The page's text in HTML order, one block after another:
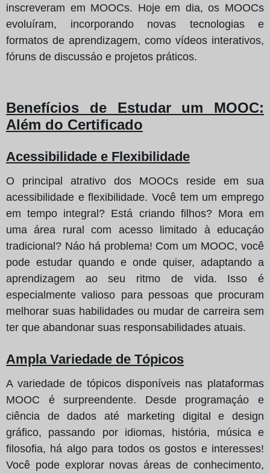
inscreveram em MOOCs. Hoje em dia, os MOOCs
evoluíram, incorporando novas tecnologias e
formatos de aprendizagem, como vídeos interativos,
fóruns de discussáo e projetos práticos.
Benefícios de Estudar um MOOC:
Além do Certificado
Acessibilidade e Flexibilidade
O principal atrativo dos MOOCs reside em sua
acessibilidade e flexibilidade. Você tem um emprego
em tempo integral? Está criando filhos? Mora em
uma área rural com acesso limitado à educaçáo
tradicional? Náo há problema! Com um MOOC, você
pode estudar quando e onde quiser, adaptando a
aprendizagem ao seu ritmo de vida. Isso é
especialmente valioso para pessoas que procuram
melhorar suas habilidades ou mudar de carreira sem
ter que abandonar suas responsabilidades atuais.
Ampla Variedade de Tópicos
A variedade de tópicos disponíveis nas plataformas
MOOC é surpreendente. Desde programaçáo e
ciência de dados até marketing digital e design
gráfico, passando por idiomas, história, música e
filosofia, há algo para todos os gostos e interesses!
Você pode explorar novas áreas de conhecimento,